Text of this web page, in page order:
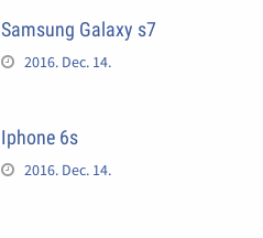
Samsung Galaxy s7
2016. Dec. 14.
Iphone 6s
2016. Dec. 14.